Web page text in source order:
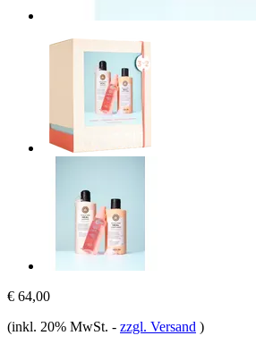
€ 64,00
(inkl. 20% MwSt. - zzgl. Versand )